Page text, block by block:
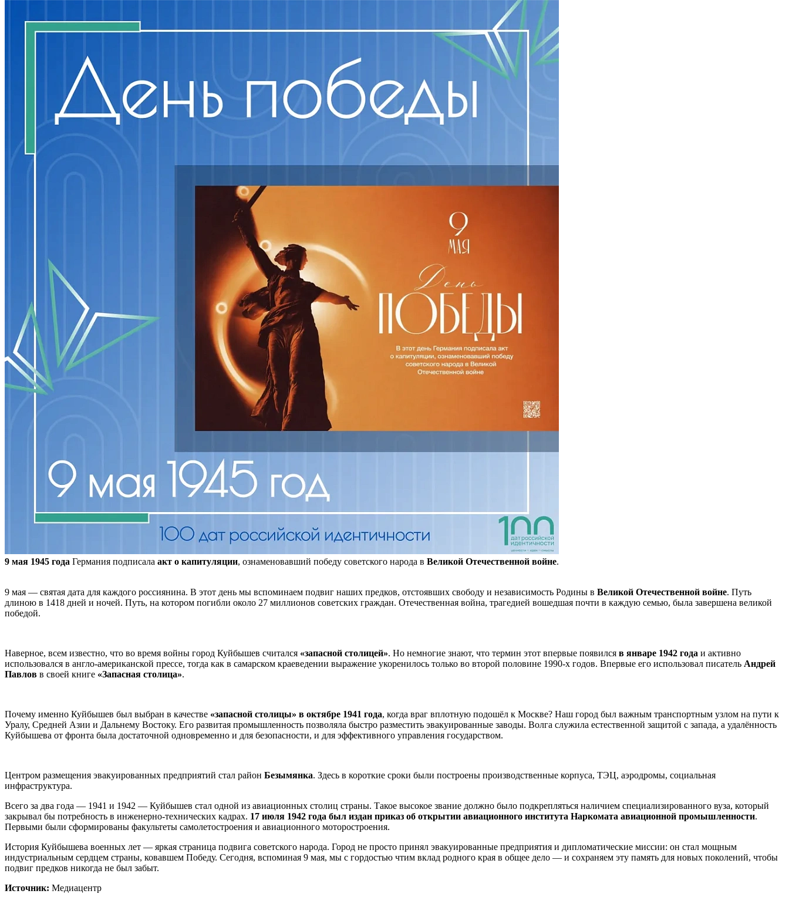
9 мая 1945 года Германия подписала акт о капитуляции, ознаменовавший победу советского народа в Великой Отечественной войне.
9 мая — святая дата для каждого россиянина. В этот день мы вспоминаем подвиг наших предков, отстоявших свободу и независимость Родины в Великой Отечественной войне. Путь
длиною в 1418 дней и ночей. Путь, на котором погибли около 27 миллионов советских граждан. Отечественная война, трагедией вошедшая почти в каждую семью, была завершена великой
победой.
Наверное, всем известно, что во время войны город Куйбышев считался «запасной столицей». Но немногие знают, что термин этот впервые появился в январе 1942 года и активно
использовался в англо-американской прессе, тогда как в самарском краеведении выражение укоренилось только во второй половине 1990-х годов. Впервые его использовал писатель Андрей
Павлов в своей книге «Запасная столица».
Почему именно Куйбышев был выбран в качестве «запасной столицы» в октябре 1941 года, когда враг вплотную подошёл к Москве? Наш город был важным транспортным узлом на пути к
Уралу, Средней Азии и Дальнему Востоку. Его развитая промышленность позволяла быстро разместить эвакуированные заводы. Волга служила естественной защитой с запада, а удалённость
Куйбышева от фронта была достаточной одновременно и для безопасности, и для эффективного управления государством.
Центром размещения эвакуированных предприятий стал район Безымянка. Здесь в короткие сроки были построены производственные корпуса, ТЭЦ, аэродромы, социальная
инфраструктура.
Всего за два года — 1941 и 1942 — Куйбышев стал одной из авиационных столиц страны. Такое высокое звание должно было подкрепляться наличием специализированного вуза, который
закрывал бы потребность в инженерно-технических кадрах. 17 июля 1942 года был издан приказ об открытии авиационного института Наркомата авиационной промышленности.
Первыми были сформированы факультеты самолетостроения и авиационного моторостроения.
История Куйбышева военных лет — яркая страница подвига советского народа. Город не просто принял эвакуированные предприятия и дипломатические миссии: он стал мощным
индустриальным сердцем страны, ковавшем Победу. Сегодня, вспоминая 9 мая, мы с гордостью чтим вклад родного края в общее дело — и сохраняем эту память для новых поколений, чтобы
подвиг предков никогда не был забыт.
Источник: Медиацентр